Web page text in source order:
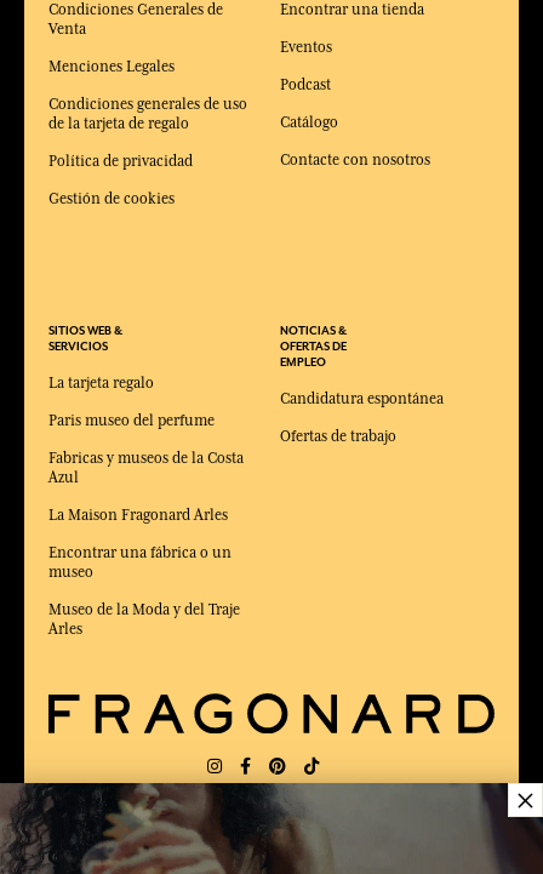
Condiciones Generales de
Venta
Menciones Legales
Condiciones generales de uso
de la tarjeta de regalo
Política de privacidad
Gestión de cookies
SITIOS WEB &
SERVICIOS
La tarjeta regalo
Paris museo del perfume
Fabricas y museos de la Costa
Azul
La Maison Fragonard Arles
Encontrar una fábrica o un
museo
Museo de la Moda y del Traje
Arles
Encontrar una tienda
Eventos
Podcast
Catálogo
Contacte con nosotros
NOTICIAS &
OFERTAS DE
EMPLEO
Candidatura espontánea
Ofertas de trabajo
ENTREGA: FR IDIOMA:
×